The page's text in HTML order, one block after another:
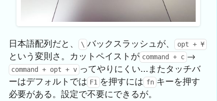
日本語配列だと、 \ バックスラッシュが、 opt + ¥
という変則さ。カットペイストが command + c →
command + opt + v ってやりにくい…またタッチバ
ーはデフォルトでは F1 を押すには fn キーを押す
必要がある。設定で不要にできるが。